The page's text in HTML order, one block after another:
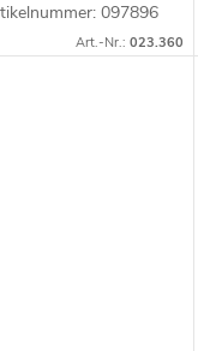
097896
Art.-Nr.: 023.360